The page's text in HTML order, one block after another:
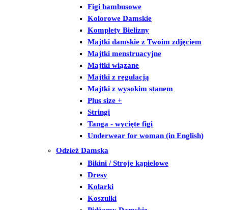
Figi bambusowe
Kolorowe Damskie
Komplety Bielizny
Majtki damskie z Twoim zdjęciem
Majtki menstruacyjne
Majtki wiązane
Majtki z regulacją
Majtki z wysokim stanem
Plus size +
Stringi
Tanga - wycięte figi
Underwear for woman (in English)
Odzież Damska
Bikini / Stroje kąpielowe
Dresy
Kolarki
Koszulki